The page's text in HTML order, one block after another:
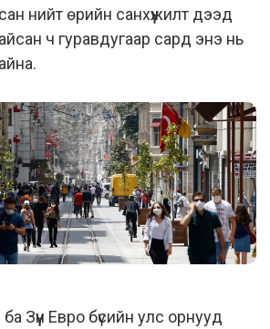
нийт өрийн санхүүжилт дээд
ч гуравдугаар сард энэ нь
Зүүн Евро бүсийн улс орнууд